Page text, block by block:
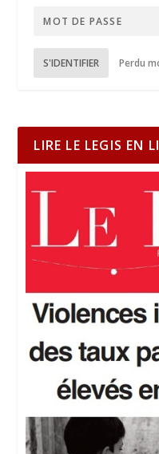
S'IDENTIFIER Perdu
LIRE LE LEGIS EN